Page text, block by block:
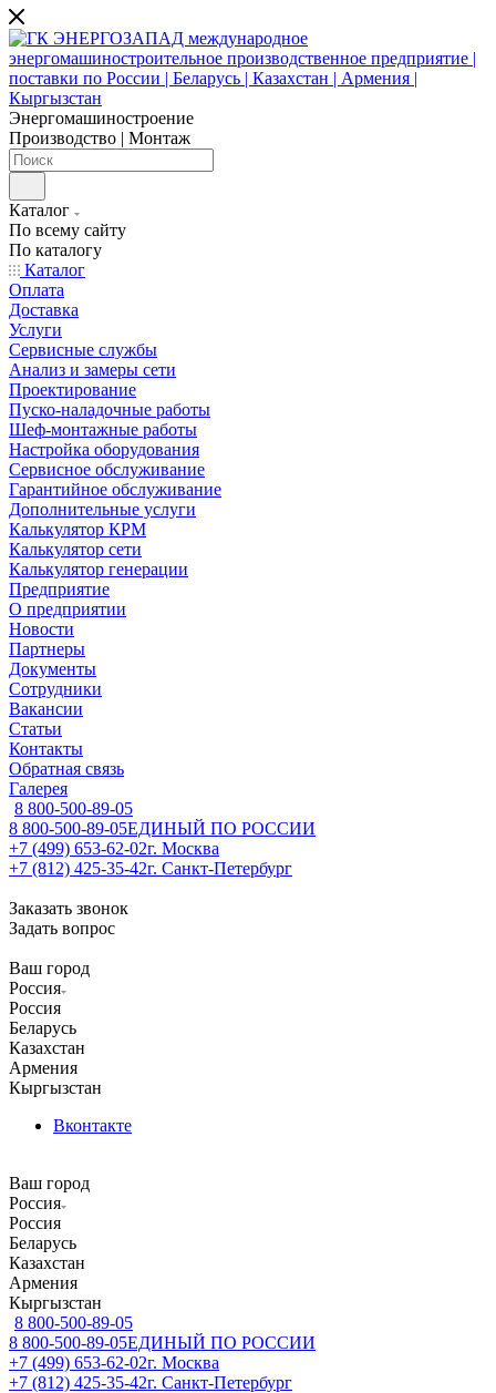
Энергомашиностроение
Производство | Монтаж
Каталог
По всему сайту
По каталогу
Каталог
Оплата
Доставка
Услуги
Сервисные службы
Анализ и замеры сети
Проектирование
Пуско-наладочные работы
Шеф-монтажные работы
Настройка оборудования
Сервисное обслуживание
Гарантийное обслуживание
Дополнительные услуги
Калькулятор КРМ
Калькулятор сети
Калькулятор генерации
Предприятие
О предприятии
Новости
Партнеры
Документы
Сотрудники
Вакансии
Статьи
Контакты
Обратная связь
Галерея
8 800-500-89-05
8 800-500-89-05ЕДИНЫЙ ПО РОССИИ
+7 (499) 653-62-02г. Москва
+7 (812) 425-35-42г. Санкт-Петербург
Заказать звонок
Задать вопрос
Ваш город
Россия
Россия
Беларусь
Казахстан
Армения
Кыргызстан
Вконтакте
Ваш город
Россия
Россия
Беларусь
Казахстан
Армения
Кыргызстан
8 800-500-89-05
8 800-500-89-05ЕДИНЫЙ ПО РОССИИ
+7 (499) 653-62-02г. Москва
+7 (812) 425-35-42г. Санкт-Петербург